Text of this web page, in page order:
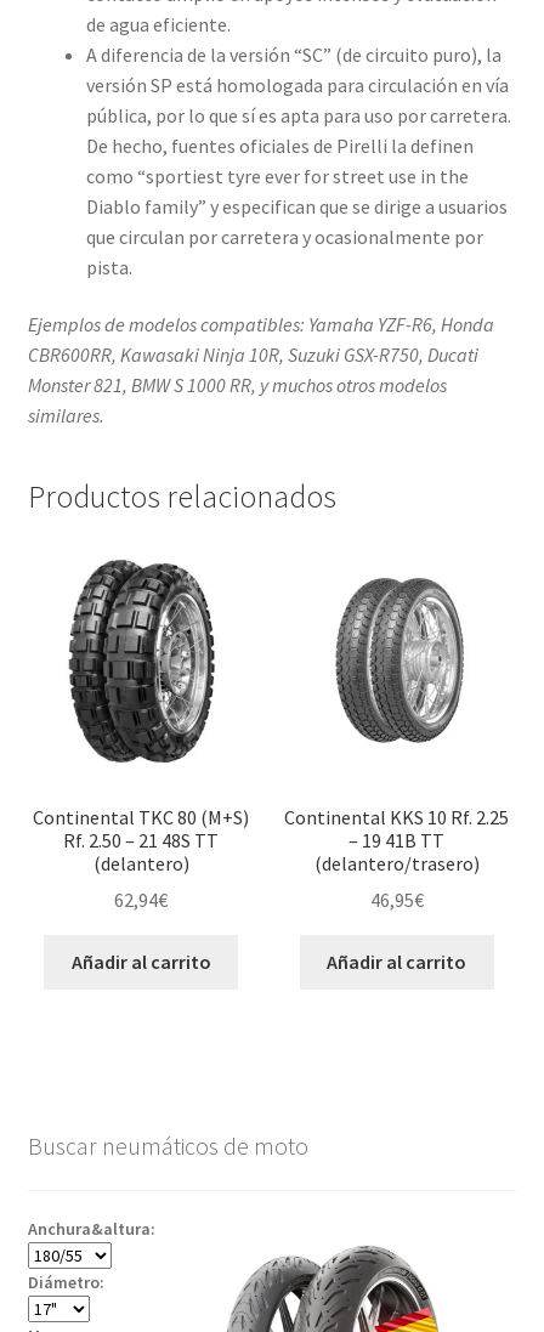
de agua eficiente.
A diferencia de la versión “SC” (de circuito puro), la
versión SP está homologada para circulación en vía
pública, por lo que sí es apta para uso por carretera.
De hecho, fuentes oficiales de Pirelli la definen
como “sportiest tyre ever for street use in the
Diablo family” y especifican que se dirige a usuarios
que circulan por carretera y ocasionalmente por
pista.
Ejemplos de modelos compatibles: Yamaha YZF-R6, Honda
CBR600RR, Kawasaki Ninja 10R, Suzuki GSX-R750, Ducati
Monster 821, BMW S 1000 RR, y muchos otros modelos
similares.
Productos relacionados
Continental TKC 80 (M+S)
Rf. 2.50 – 21 48S TT
(delantero)
62,94€
Añadir al carrito
Continental KKS 10 Rf. 2.25
– 19 41B TT
(delantero/trasero)
46,95€
Añadir al carrito
Buscar neumáticos de moto
Anchura&altura:
Diámetro: